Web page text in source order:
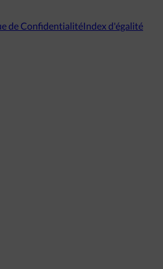
de ConfidentialitéIndex d'égalité